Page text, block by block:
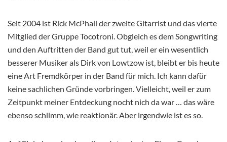
Seit 2004 ist Rick McPhail der zweite Gitarrist und das vierte
Mitglied der Gruppe Tocotroni. Obgleich es dem Songwriting
und den Auftritten der Band gut tut, weil er ein wesentlich
besserer Musiker als Dirk von Lowtzow ist, bleibt er bis heute
eine Art Fremdkörper in der Band für mich. Ich kann dafür
keine sachlichen Gründe vorbringen. Vielleicht, weil er zum
Zeitpunkt meiner Entdeckung nocht nich da war … das wäre
ebenso schlimm, wie reaktionär. Aber irgendwie ist es so.